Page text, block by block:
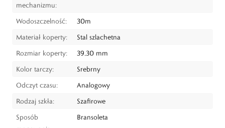
mechanizmu:
Wodoszczelność:
30m
Materiał koperty:
Stal szlachetna
Rozmiar koperty:
39,30 mm
Kolor tarczy:
Srebrny
Odczyt czasu:
Analogowy
Rodzaj szkła:
Szafirowe
Sposób
Bransoleta